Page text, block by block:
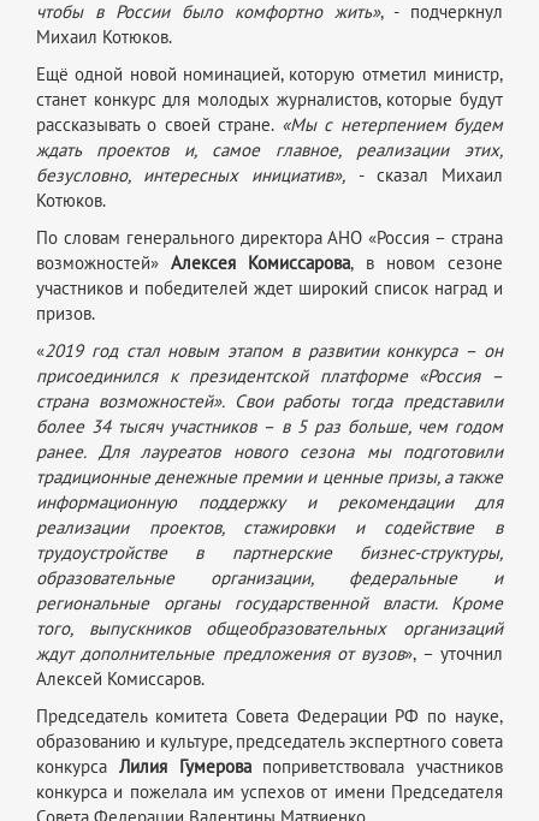
чтобы в России было комфортно жить», - подчеркнул
Михаил Котюков.
Ещё одной новой номинацией, которую отметил министр,
станет конкурс для молодых журналистов, которые будут
рассказывать о своей стране. «Мы с нетерпением будем
ждать проектов и, самое главное, реализации этих,
безусловно, интересных инициатив», - сказал Михаил
Котюков.
По словам генерального директора АНО «Россия – страна
возможностей»Алексея Комиссарова, в новом сезоне
участников и победителей ждет широкий список наград и
призов.
«2019 год стал новым этапом в развитии конкурса – он
присоединился к президентской платформе «Россия –
страна возможностей». Свои работы тогда представили
более 34 тысяч участников – в 5 раз больше, чем годом
ранее. Для лауреатов нового сезона мы подготовили
традиционные денежные премии и ценные призы, а также
информационную поддержку и рекомендации для
реализации проектов, стажировки и содействие в
трудоустройстве в партнерские бизнес-структуры,
образовательные организации, федеральные и
региональные органы государственной власти. Кроме
того, выпускников общеобразовательных организаций
ждут дополнительные предложения от вузов», – уточнил
Алексей Комиссаров.
Председатель комитета Совета Федерации РФ по науке,
образованию и культуре, председатель экспертного совета
конкурса Лилия Гумеровапоприветствовала участников
конкурса и пожелала им успехов от имени Председателя